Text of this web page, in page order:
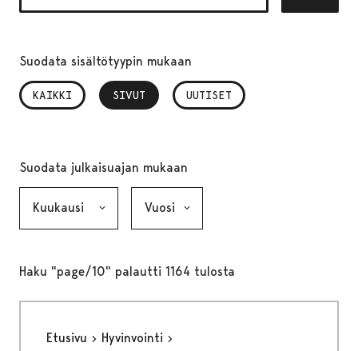
Suodata sisältötyypin mukaan
KAIKKI SIVUT
, VALITTU UUTISET
Suodata julkaisuajan mukaan
Haku "page/10" palautti 1164 tulosta
Etusivu
Hyvinvointi